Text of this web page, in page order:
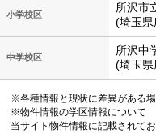
小学校区
所沢市
(埼玉県
中学校区
所沢中
(埼玉県
※各種情報と現状に差異がある
※物件情報の学区情報について
当サイト物件情報に記載されて